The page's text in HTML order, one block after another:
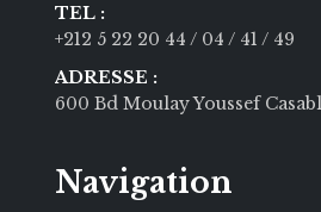
TEL :
+212 5 22 20 44 / 04 / 41 / 49
ADRESSE :
600 Bd Moulay Youssef
Navigation